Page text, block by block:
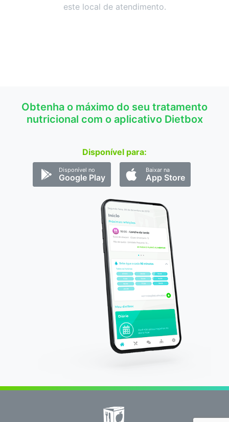
este local de atendimento.
Obtenha o máximo do seu tratamento
nutricional com o aplicativo Dietbox
Disponível para:
Disponível no
Google Play
Baixar na
App Store